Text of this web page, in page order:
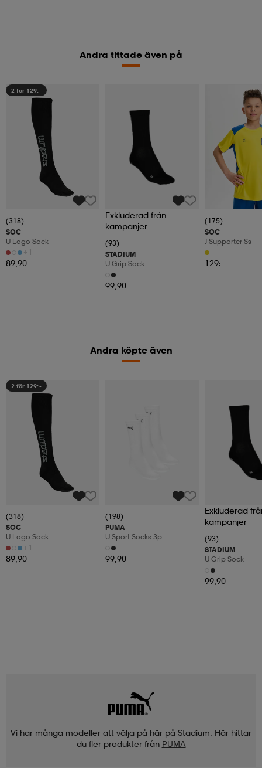
Andra tittade även på
2 för 129:-
(318)
SOC
U Logo Sock
+1
89,90
Exkluderad från
kampanjer
(93)
STADIUM
U Grip Sock
99,90
(175)
SOC
J Supporter Ss
129:-
Andra köpte även
2 för 129:-
(318)
SOC
U Logo Sock
+1
89,90
(198)
PUMA
U Sport Socks 3p
99,90
Exkluderad
kampanjer
(93)
STADIUM
U Grip Sock
99,90
Vi har många modeller att välja på här på Stadium. Här hittar
du fler produkter från PUMA